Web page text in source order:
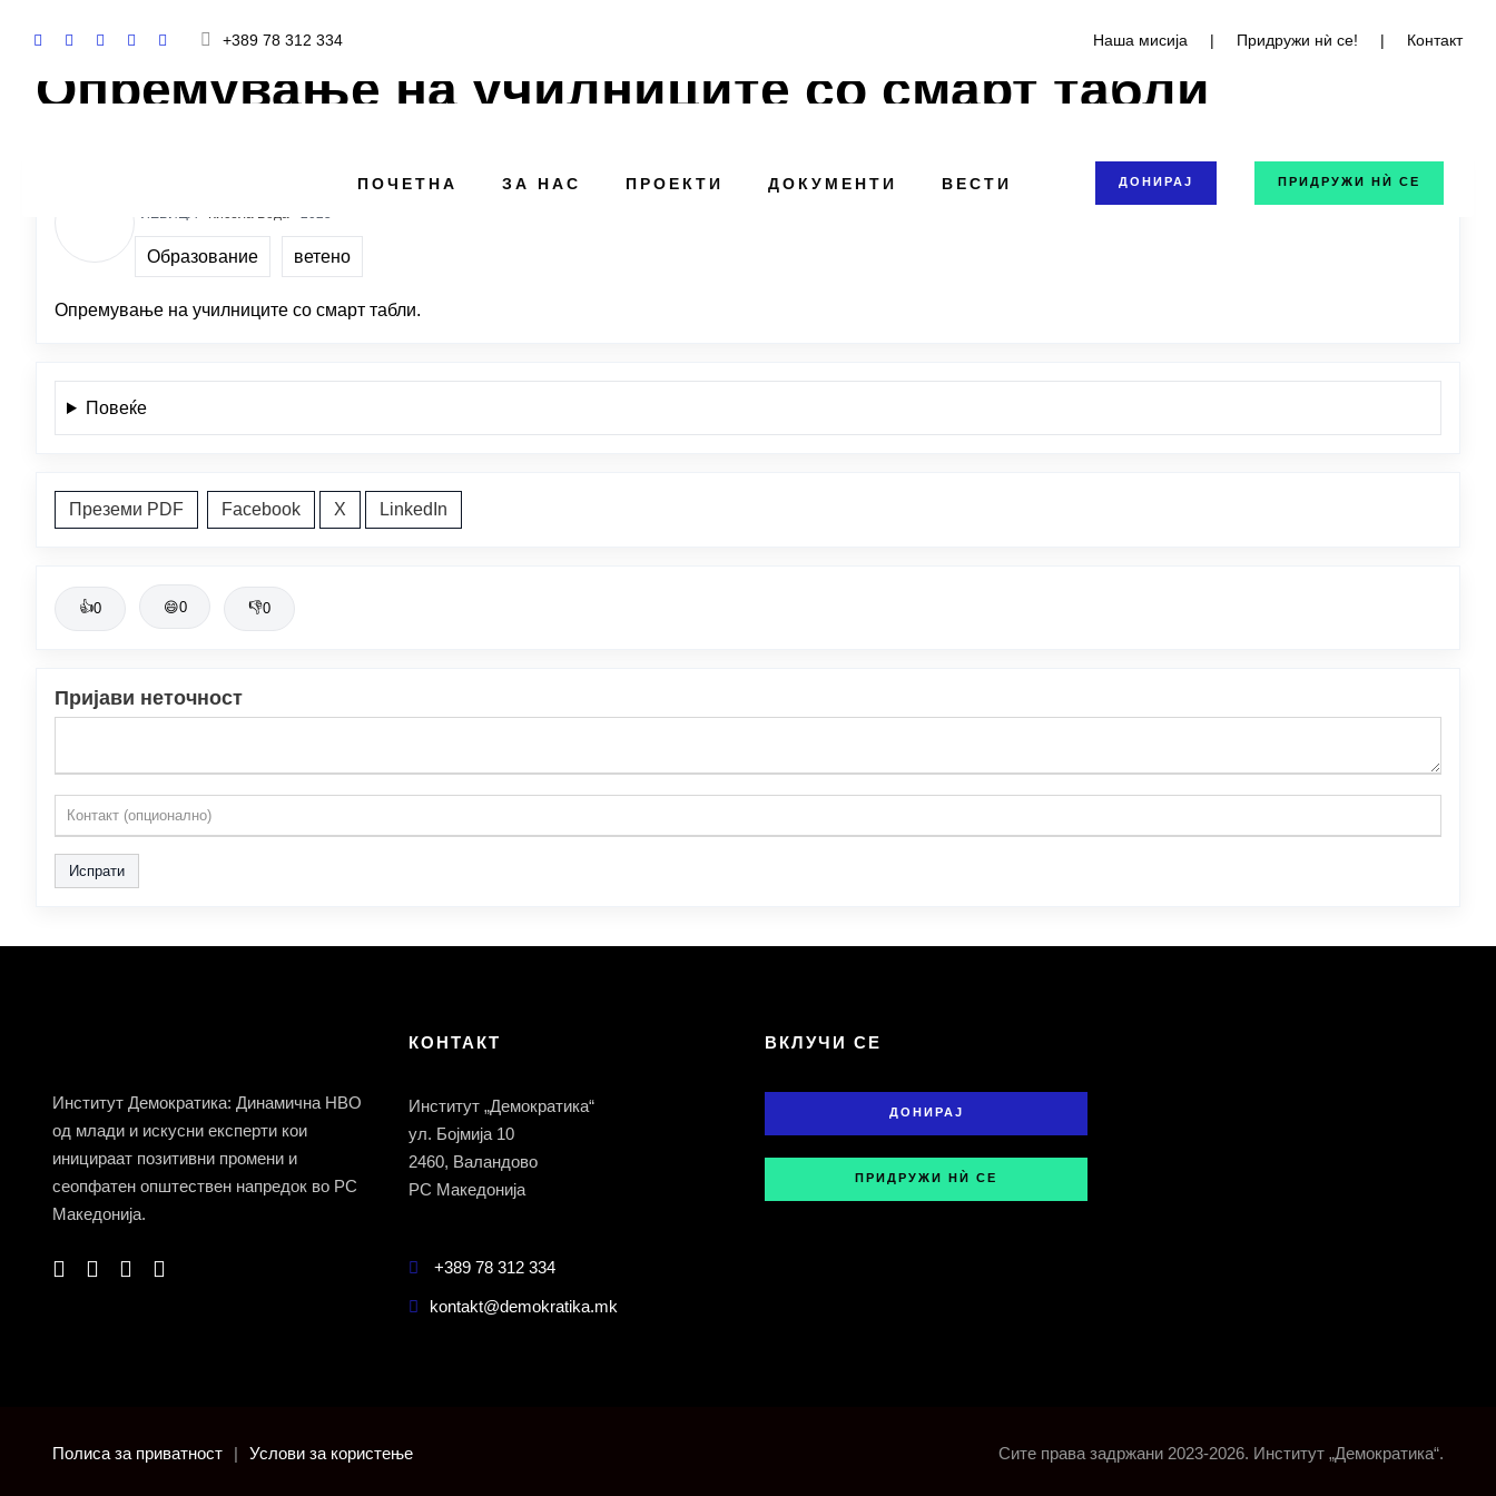
+389 78 312 334 Наша мисија | Придружи нѝ се! | Контакт
ПОЧЕТНА ЗА НАС ПРОЕКТИ ДОКУМЕНТИ ВЕСТИ ДОНИРАЈ ПРИДРУЖИ НЍ СЕ
Опремување на училниците со смарт табли
ЛЕВИЦА · Кисела Вода · 2025
Образование ветено
Опремување на училниците со смарт табли.
Повеќе
Преземи PDF Facebook X LinkedIn
👍0 😄0 👎0
Пријави неточност
Испрати
Институт Демократика: Динамична НВО
од млади и искусни експерти кои
иницираат позитивни промени и
сеопфатен општествен напредок во РС
Македонија.
КОНТАКТ
Институт „Демократика“
ул. Бојмија 10
2460, Валандово
РС Македонија
+389 78 312 334
kontakt@demokratika.mk
ВКЛУЧИ СЕ
ДОНИРАЈ
ПРИДРУЖИ НЍ СЕ
Полиса за приватност | Услови за користење Сите права задржани 2023-2026. Институт „Демократика“.